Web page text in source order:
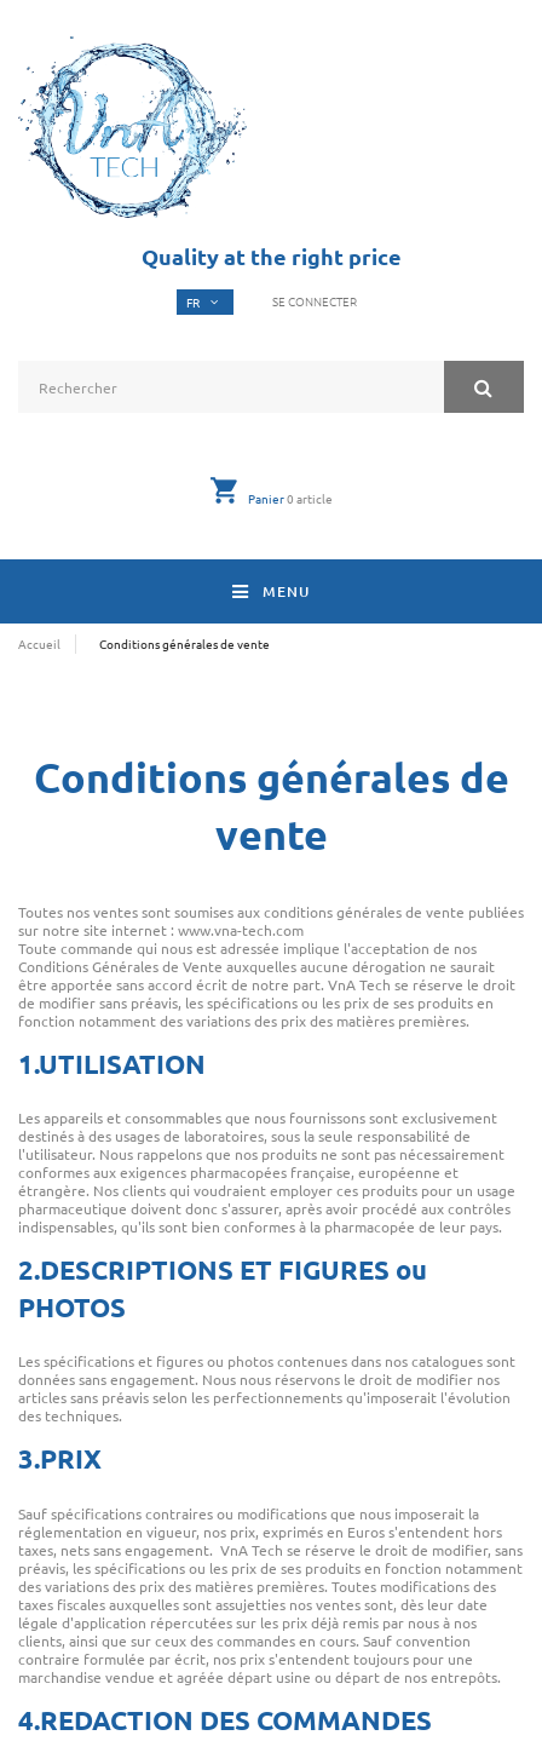
Quality at the right price
SE CONNECTER
Panier0 article
MENU
Accueil Conditions générales de vente
Conditions générales de
vente
Toutes nos ventes sont soumises aux conditions générales de vente publiées
sur notre site internet : www.vna-tech.com
Toute commande qui nous est adressée implique l'acceptation de nos
Conditions Générales de Vente auxquelles aucune dérogation ne saurait
être apportée sans accord écrit de notre part. VnA Tech se réserve le droit
de modifier sans préavis, les spécifications ou les prix de ses produits en
fonction notamment des variations des prix des matières premières.
1.UTILISATION
Les appareils et consommables que nous fournissons sont exclusivement
destinés à des usages de laboratoires, sous la seule responsabilité de
l'utilisateur. Nous rappelons que nos produits ne sont pas nécessairement
conformes aux exigences pharmacopées française, européenne et
étrangère. Nos clients qui voudraient employer ces produits pour un usage
pharmaceutique doivent donc s'assurer, après avoir procédé aux contrôles
indispensables, qu'ils sont bien conformes à la pharmacopée de leur pays.
2.DESCRIPTIONS ET FIGURES ou
PHOTOS
Les spécifications et figures ou photos contenues dans nos catalogues sont
données sans engagement. Nous nous réservons le droit de modifier nos
articles sans préavis selon les perfectionnements qu'imposerait l'évolution
des techniques.
3.PRIX
Sauf spécifications contraires ou modifications que nous imposerait la
réglementation en vigueur, nos prix, exprimés en Euros s'entendent hors
taxes, nets sans engagement. VnA Tech se réserve le droit de modifier, sans
préavis, les spécifications ou les prix de ses produits en fonction notamment
des variations des prix des matières premières. Toutes modifications des
taxes fiscales auxquelles sont assujetties nos ventes sont, dès leur date
légale d'application répercutées sur les prix déjà remis par nous à nos
clients, ainsi que sur ceux des commandes en cours. Sauf convention
contraire formulée par écrit, nos prix s'entendent toujours pour une
marchandise vendue et agréée départ usine ou départ de nos entrepôts.
4.REDACTION DES COMMANDES